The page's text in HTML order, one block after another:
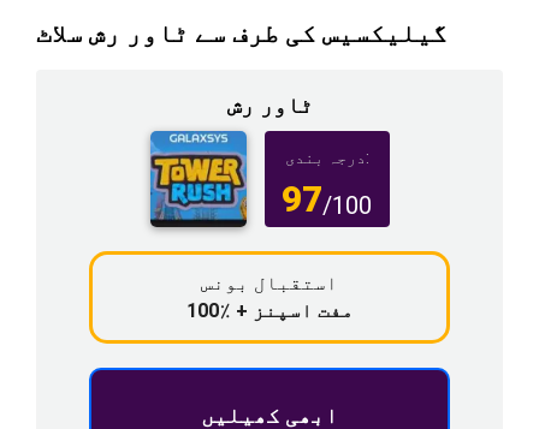
گیلیکسیس کی طرف سے ٹاور رش سلاٹ
ٹاور رش
درجہ بندی:
97/100
استقبال بونس
100٪ + مفت اسپنز
ابھی کھیلیں